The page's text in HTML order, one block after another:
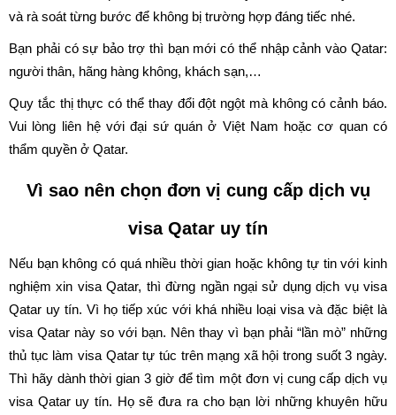
và rà soát từng bước để không bị trường hợp đáng tiếc nhé.
Bạn phải có sự bảo trợ thì bạn mới có thể nhập cảnh vào Qatar:
người thân, hãng hàng không, khách sạn,…
Quy tắc thị thực có thể thay đổi đột ngột mà không có cảnh báo.
Vui lòng liên hệ với đại sứ quán ở Việt Nam hoặc cơ quan có
thẩm quyền ở Qatar.
Vì sao nên chọn đơn vị cung cấp dịch vụ
visa Qatar uy tín
Nếu bạn không có quá nhiều thời gian hoặc không tự tin với kinh
nghiệm xin visa Qatar, thì đừng ngần ngại sử dụng dịch vụ visa
Qatar uy tín. Vì họ tiếp xúc với khá nhiều loại visa và đặc biệt là
visa Qatar này so với bạn. Nên thay vì bạn phải “lần mò” những
thủ tục làm visa Qatar tự túc trên mạng xã hội trong suốt 3 ngày.
Thì hãy dành thời gian 3 giờ để tìm một đơn vị cung cấp dịch vụ
visa Qatar uy tín. Họ sẽ đưa ra cho bạn lời những khuyên hữu